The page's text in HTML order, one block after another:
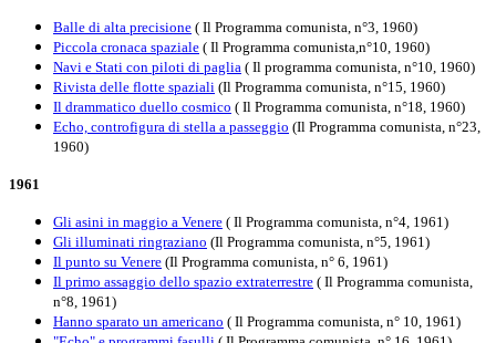
Balle di alta precisione ( Il Programma comunista, n°3, 1960)
Piccola cronaca spaziale ( Il Programma comunista,n°10, 1960)
Navi e Stati con piloti di paglia ( Il programma comunista, n°10, 1960)
Rivista delle flotte spaziali (Il Programma comunista, n°15, 1960)
Il drammatico duello cosmico ( Il Programma comunista, n°18, 1960)
Echo, controfigura di stella a passeggio (Il Programma comunista, n°23,
1960)
1961
Gli asini in maggio a Venere ( Il Programma comunista, n°4, 1961)
Gli illuminati ringraziano (Il Programma comunista, n°5, 1961)
Il punto su Venere (Il Programma comunista, n° 6, 1961)
Il primo assaggio dello spazio extraterrestre ( Il Programma comunista,
n°8, 1961)
Hanno sparato un americano ( Il Programma comunista, n° 10, 1961)